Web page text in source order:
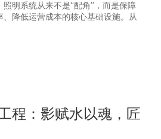
明系统从来不是“配角”，而是保障
降低运营成本的核心基础设施。从
程：影赋水以魂，匠